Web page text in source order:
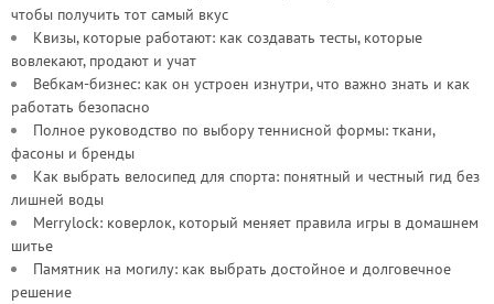
чтобы получить тот самый вкус
Квизы, которые работают: как создавать тесты, которые
вовлекают, продают и учат
Вебкам-бизнес: как он устроен изнутри, что важно знать и как
работать безопасно
Полное руководство по выбору теннисной формы: ткани,
фасоны и бренды
Как выбрать велосипед для спорта: понятный и честный гид без
лишней воды
Merrylock: коверлок, который меняет правила игры в домашнем
шитье
Памятник на могилу: как выбрать достойное и долговечное
решение